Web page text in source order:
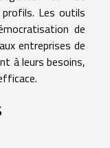
profils. Les outils
de
entreprises de
à leurs besoins,